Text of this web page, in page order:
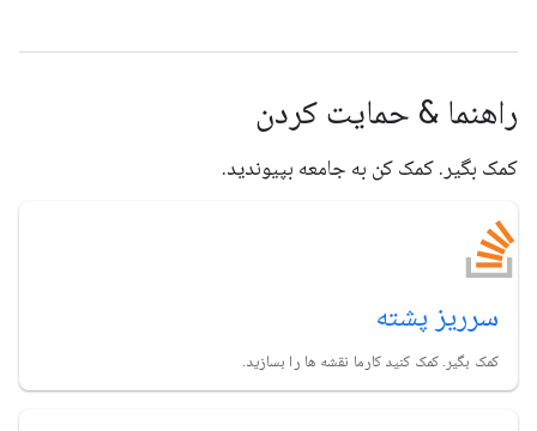
راهنما & حمایت کردن
کمک بگیر. کمک کن به جامعه بپیوندید.
سرریز پشته
کمک بگیر. کمک کنید کارما نقشه ها را بسازید.